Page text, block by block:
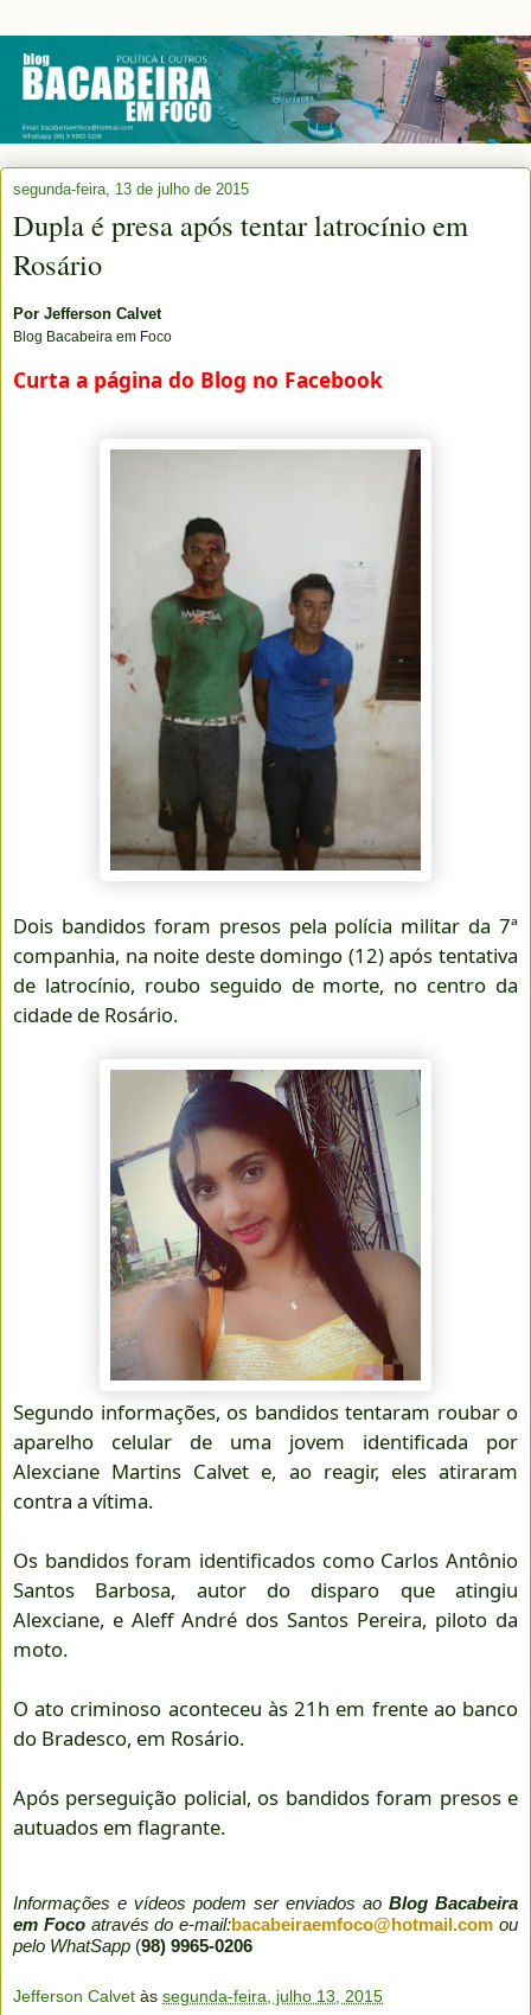
segunda-feira, 13 de julho de 2015
Dupla é presa após tentar latrocínio em
Rosário
Por Jefferson Calvet
Blog Bacabeira em Foco
Curta a página do Blog no Facebook
Dois bandidos foram presos pela polícia militar da 7ª
companhia, na noite deste domingo (12) após tentativa
de latrocínio, roubo seguido de morte, no centro da
cidade de Rosário.
Segundo informações, os bandidos tentaram roubar o
aparelho celular de uma jovem identificada por
Alexciane Martins Calvet e, ao reagir, eles atiraram
contra a vítima.
Os bandidos foram identificados como Carlos Antônio
Santos Barbosa, autor do disparo que atingiu
Alexciane, e Aleff André dos Santos Pereira, piloto da
moto.
O ato criminoso aconteceu às 21h em frente ao banco
do Bradesco, em Rosário.
Após perseguição policial, os bandidos foram presos e
autuados em flagrante.
Informações e vídeos podem ser enviados ao Blog Bacabeira
em Focoatravés do e-mail:bacabeiraemfoco@hotmail.com ou
pelo WhatSapp (98) 9965-0206
Jefferson Calvet às segunda-feira, julho 13, 2015